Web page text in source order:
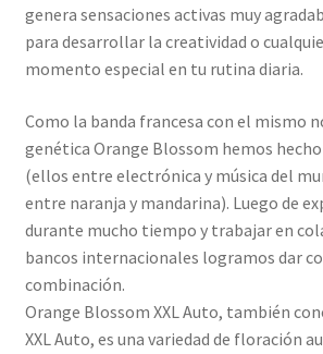
genera sensaciones activas muy
para desarrollar la creatividad o
momento especial en tu rutina diaria.
Como la banda francesa con el mismo
genética Orange Blossom hemos hecho
(ellos entre electrónica y música del
entre naranja y mandarina). Luego de
durante mucho tiempo y trabajar en
bancos internacionales logramos dar
combinación.
Orange Blossom XXL Auto, también
XXL Auto, es una variedad de floración